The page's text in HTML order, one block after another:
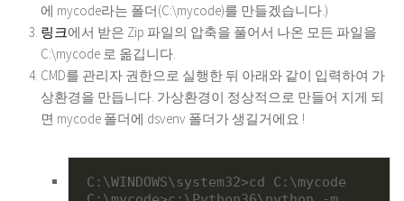
에 mycode라는 폴더(C:\mycode)를 만들겠습니다.)
링크에서 받은 Zip 파일의 압축을 풀어서 나온 모든 파일을
C:\mycode 로 옮깁니다.
CMD를 관리자 권한으로 실행한 뒤 아래와 같이 입력하여 가
상환경을 만듭니다. 가상환경이 정상적으로 만들어 지게 되
면 mycode 폴더에 dsvenv 폴더가 생길거에요 !
C:\WINDOWS\system32>cd C:\mycode